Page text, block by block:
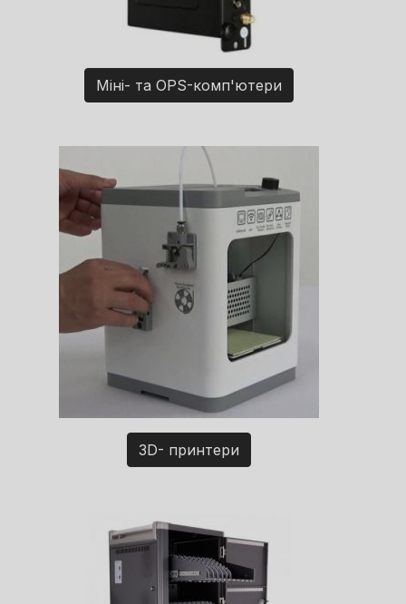
Міні- та OPS-комп'ютери
3D- принтери